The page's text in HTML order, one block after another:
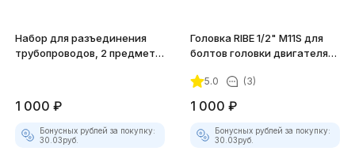
Набор для разъединения
трубопроводов, 2 предмета
1 000 ₽
Бонусных рублей за покупку:
30.03руб.
Головка RIBE 1/2" M11S для
болтов головки двигателя
5.0 (3)
1 000 ₽
Бонусных рублей за покупку:
30.03руб.